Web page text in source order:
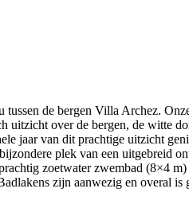
tussen de bergen Villa Archez.
uitzicht over de bergen, de witte
jaar van dit prachtige uitzicht
plek van een uitgebreid
zoetwater zwembad (8×4 m)
zijn aanwezig en overal is